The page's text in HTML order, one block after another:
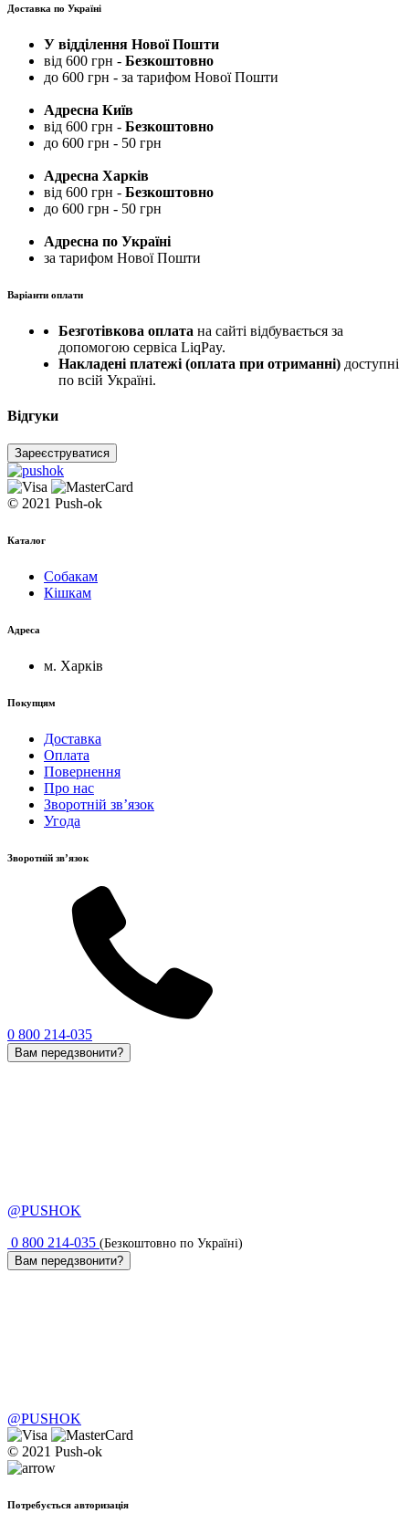
Доставка по Україні
У відділення Нової Пошти
від 600 грн - Безкоштовно
до 600 грн - за тарифом Нової Пошти
Адресна Київ
від 600 грн - Безкоштовно
до 600 грн - 50 грн
Адресна Харків
від 600 грн - Безкоштовно
до 600 грн - 50 грн
Адресна по Україні
за тарифом Нової Пошти
Варіанти оплати
Безготівкова оплата на сайті відбувається за
допомогою сервіса LiqPay.
Накладені платежі (оплата при отриманні) доступні
по всій Україні.
Відгуки
Зареєструватися
© 2021 Push-ok
Каталог
Собакам
Кішкам
Адреса
м. Харків
Покупцям
Доставка
Оплата
Повернення
Про нас
Зворотній зв’язок
Угода
Зворотній зв’язок
0 800 214-035
Вам передзвонити?
@PUSHOK
0 800 214-035 (Безкоштовно по Україні)
Вам передзвонити?
@PUSHOK
© 2021 Push-ok
Потребується авторизація